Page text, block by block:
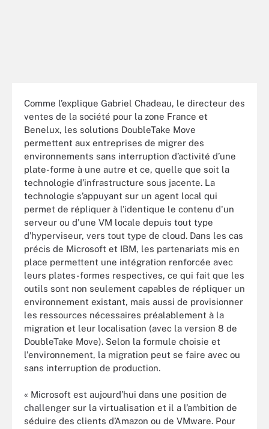
Comme l’explique Gabriel Chadeau, le directeur des
ventes de la société pour la zone France et
Benelux, les solutions DoubleTake Move
permettent aux entreprises de migrer des
environnements sans interruption d’activité d’une
plate-forme à une autre et ce, quelle que soit la
technologie d’infrastructure sous jacente. La
technologie s’appuyant sur un agent local qui
permet de répliquer à l'identique le contenu d'un
serveur ou d'une VM locale depuis tout type
d’hyperviseur, vers tout type de cloud. Dans les cas
précis de Microsoft et IBM, les partenariats mis en
place permettent une intégration renforcée avec
leurs plates-formes respectives, ce qui fait que les
outils sont non seulement capables de répliquer un
environnement existant, mais aussi de provisionner
les ressources nécessaires préalablement à la
migration et leur localisation (avec la version 8 de
DoubleTake Move). Selon la formule choisie et
l'environnement, la migration peut se faire avec ou
sans interruption de production.
« Microsoft est aujourd’hui dans une position de
challenger sur la virtualisation et il a l’ambition de
séduire des clients d’Amazon ou de VMware. Pour